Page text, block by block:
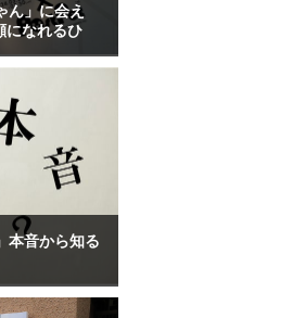
ん」に会え
になれるひ
本音から知る